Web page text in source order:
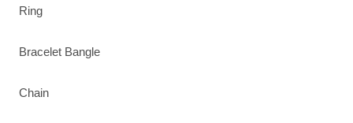
Ring
Bracelet Bangle
Chain